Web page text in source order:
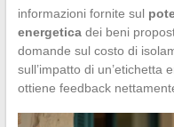
informazioni fornite sul
energeticadei beni
domande sul costo di
sull’impatto di un’etichetta
ottiene feedback